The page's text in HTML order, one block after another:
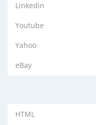
Linkedin
Youtube
Yahoo
eBay
HTML